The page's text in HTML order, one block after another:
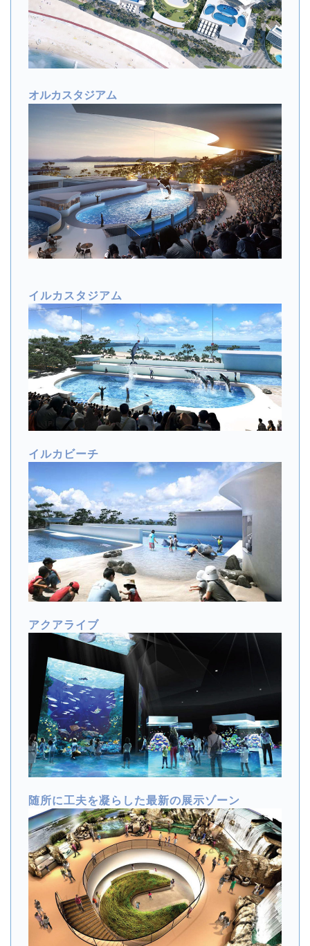
オルカスタジアム
イルカスタジアム
イルカビーチ
アクアライブ
随所に工夫を凝らした最新の展示ゾーン